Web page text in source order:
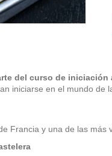
del curso de iniciación
iniciarse en el mundo
Francia y una de las más